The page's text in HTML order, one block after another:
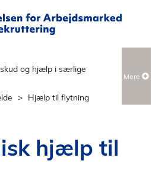
og hjælp i særlige
Hjælp til flytning
Mere
hjælp til